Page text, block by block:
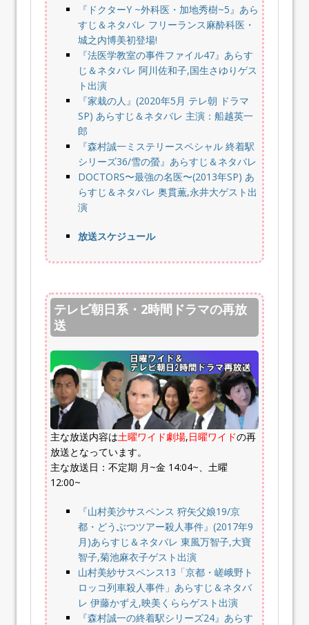
『ドクターY ~外科医・加地秀樹~5』あら
すじ＆ネタバレ フリーランス麻酔科医・
城之内博美初登場!
『法医学教室の事件ファイル47』あらす
じ＆ネタバレ 阿川佐和子,国生さゆりゲス
ト出演
『家栽の人』(2020年5月 テレ朝 ドラマ
SP) あらすじ＆ネタバレ 主演：船越英一
郎
『森村誠一ミステリースペシャル 終着駅
シリーズ36/雪の螢』あらすじ＆ネタバレ
DOCTORS〜最強の名医〜(2013年SP) あ
らすじ＆ネタバレ 奥貫薫,永井大ゲスト出
演
放送スケジュール
テレビ朝日系・2時間ドラマの再放
送
主な放送内容は土曜ワイド劇場,日曜ワイドの再
放送となっています。
主な放送日：不定期 月~金 14:04~、土曜
12:00~
『山村美沙サスペンス 狩矢父娘19/京
都・どうぶつツアー殺人事件』(2017年9
月)あらすじ＆ネタバレ 東風万智子,大寶
智子,菊池麻衣子ゲスト出演
山村美紗サスペンス13「京都・嵯峨野ト
ロッコ列車殺人事件」あらすじ＆ネタバ
レ 伊藤かずえ,映美くららゲスト出演
『森村誠一の終着駅シリーズ24』あらす